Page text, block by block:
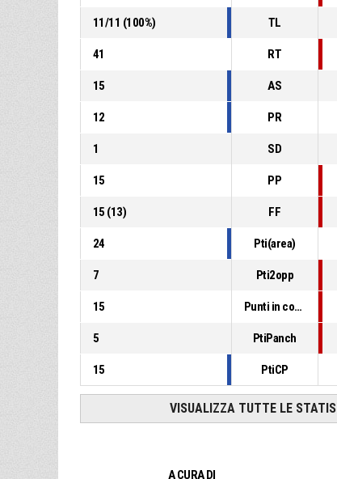
11/11 (100%) TL
41 RT
15 AS
12 PR
1 SD
15 PP
15 (13) FF
24 Pti(area)
7 Pti2opp
15 Punti in contropiede
5 PtiPanch
15 PtiCP
VISUALIZZA TUTTE LE
A CURA DI